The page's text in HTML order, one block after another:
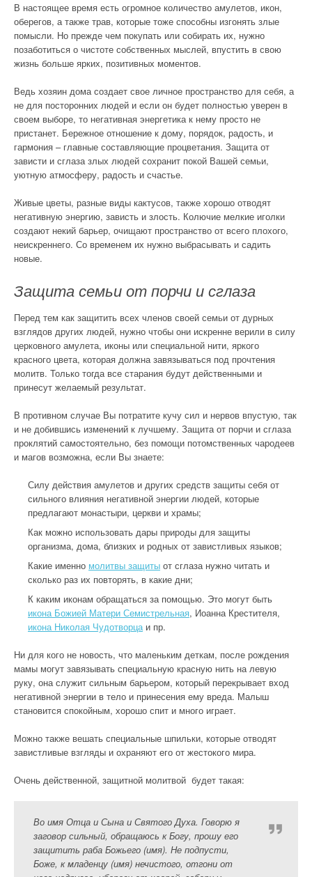
В настоящее время есть огромное количество амулетов, икон,
оберегов, а также трав, которые тоже способны изгонять злые
помысли. Но прежде чем покупать или собирать их, нужно
позаботиться о чистоте собственных мыслей, впустить в свою
жизнь больше ярких, позитивных моментов.
Ведь хозяин дома создает свое личное пространство для себя, а
не для посторонних людей и если он будет полностью уверен в
своем выборе, то негативная энергетика к нему просто не
пристанет. Бережное отношение к дому, порядок, радость, и
гармония – главные составляющие процветания. Защита от
зависти и сглаза злых людей сохранит покой Вашей семьи,
уютную атмосферу, радость и счастье.
Живые цветы, разные виды кактусов, также хорошо отводят
негативную энергию, зависть и злость. Колючие мелкие иголки
создают некий барьер, очищают пространство от всего плохого,
неискреннего. Со временем их нужно выбрасывать и садить
новые.
Защита семьи от порчи и сглаза
Перед тем как защитить всех членов своей семьи от дурных
взглядов других людей, нужно чтобы они искренне верили в силу
церковного амулета, иконы или специальной нити, яркого
красного цвета, которая должна завязываться под прочтения
молитв. Только тогда все старания будут действенными и
принесут желаемый результат.
В противном случае Вы потратите кучу сил и нервов впустую, так
и не добившись изменений к лучшему. Защита от порчи и сглаза
проклятий самостоятельно, без помощи потомственных чародеев
и магов возможна, если Вы знаете:
Силу действия амулетов и других средств защиты себя от
сильного влияния негативной энергии людей, которые
предлагают монастыри, церкви и храмы;
Как можно использовать дары природы для защиты
организма, дома, близких и родных от завистливых языков;
Какие именно молитвы защиты от сглаза нужно читать и
сколько раз их повторять, в какие дни;
К каким иконам обращаться за помощью. Это могут быть
икона Божией Матери Семистрельная, Иоанна Крестителя,
икона Николая Чудотворцаи пр.
Ни для кого не новость, что маленьким деткам, после рождения
мамы могут завязывать специальную красную нить на левую
руку, она служит сильным барьером, который перекрывает вход
негативной энергии в тело и принесения ему вреда. Малыш
становится спокойным, хорошо спит и много играет.
Можно также вешать специальные шпильки, которые отводят
завистливые взгляды и охраняют его от жестокого мира.
Очень действенной, защитной молитвой будет такая:
Во имя Отца и Сына и Святого Духа. Говорю я
заговор сильный, обращаюсь к Богу, прошу его
защитить раба Божьего (имя). Не подпусти,
Боже, к младенцу (имя) нечистого, отгони от